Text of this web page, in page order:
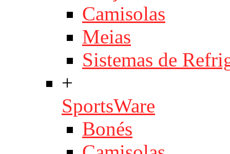
Camisolas
Meias
Sistemas de
+
SportsWare
Bonés